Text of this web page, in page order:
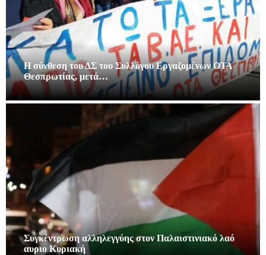
Η σύνθεση του ΔΣ του Συλλόγου Εργαζομένων ΟΤΑ
Θεσπρωτίας, μετά…
Συγκέντρωση αλληλεγγύης στον Παλαιστινιακό λαό
αυριο Κυριακή